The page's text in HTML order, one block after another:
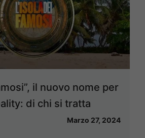
il nuovo nome per
di chi si tratta
Marzo 27, 2024